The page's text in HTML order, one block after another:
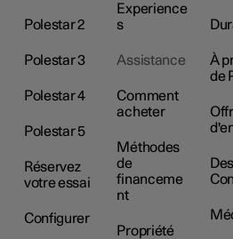
Polestar 2
Polestar 3
Polestar 4
Polestar 5
Réservez
votre essai
Configurer
Experience
s
Assistance
Comment
acheter
Méthodes
de
financeme
nt
Propriété
À
de